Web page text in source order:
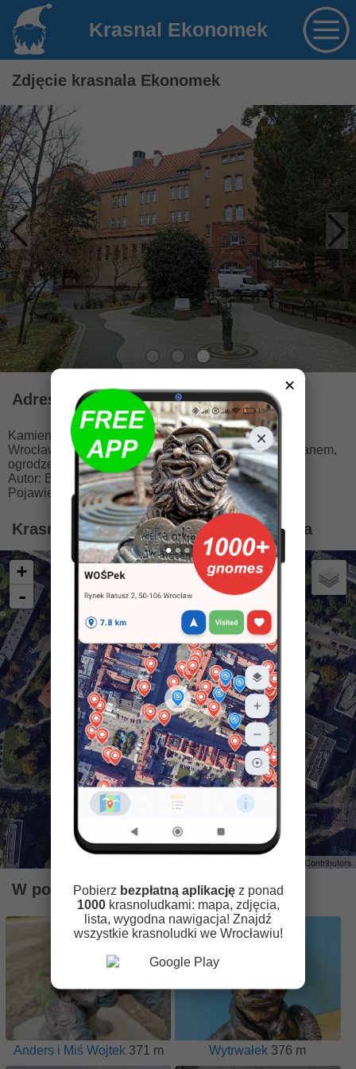
Krasnal Ekonomek
Zdjęcie krasnala Ekonomek
Adres
Kamienna 59, 53-308 Wrocław🚩2.2 km od centrum
Wrocławia. Dostęp może być ograniczony (np. szlabanem,
ogrodzeniem, bramą, bramkami)
Autor: Beata Zwolańska-Hołod
Pojawienie: 12.05.2008
Krasnal Ekonomek na mapie Wrocławia
+
-
Contributors
W pobliżu znajdują się krasnale
Anders i Miś Wojtek371 m Wytrwałek 376 m
✕
Pobierz bezpłatną aplikacjęz ponad
1000krasnoludkami: mapa, zdjęcia,
lista, wygodna nawigacja! Znajdź
wszystkie krasnoludki we Wrocławiu!